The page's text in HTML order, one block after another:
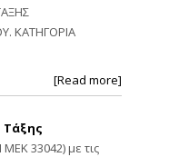
ΚΑΤΗΓΟΡΙΑ
[Read more]
Τάξης
33042) με τις